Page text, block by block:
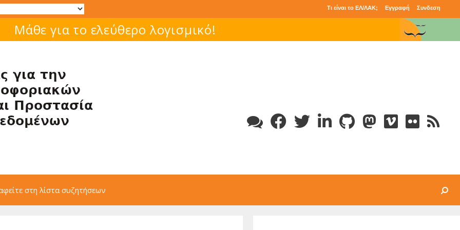
Τι είναι το ΕΛ/ΛΑΚ; Εγγραφή Συνδεση
Μάθε για το ελεύθερο λογισμικό!
στη λίστα συζητήσεων Search